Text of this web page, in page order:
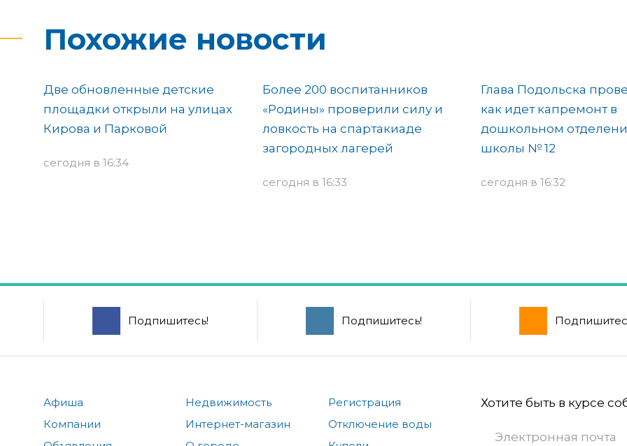
Похожие новости
Две обновленные детские
площадки открыли на улицах
Кирова и Парковой
сегодня в 16:34
Более 200 воспитанников
«Родины» проверили силу и
ловкость на спартакиаде
загородных лагерей
сегодня в 16:33
Глава Подольска
как идет капремонт в
дошкольном
школы № 12
сегодня в 16:32
Подпишитесь! Подпишитесь!
Афиша
Компании
Недвижимость
Интернет-магазин
Регистрация
Отключение воды
Хотите быть в курсе